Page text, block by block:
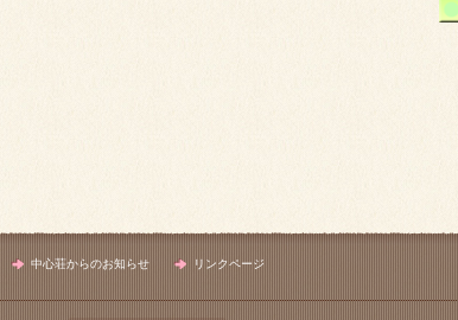
中心荘からのお知らせ リンクページ